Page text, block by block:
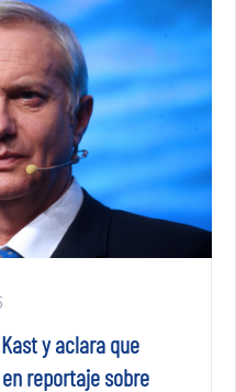
y aclara que
reportaje sobre